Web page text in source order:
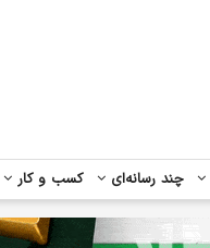
چند رسانه‌ای کسب و کار